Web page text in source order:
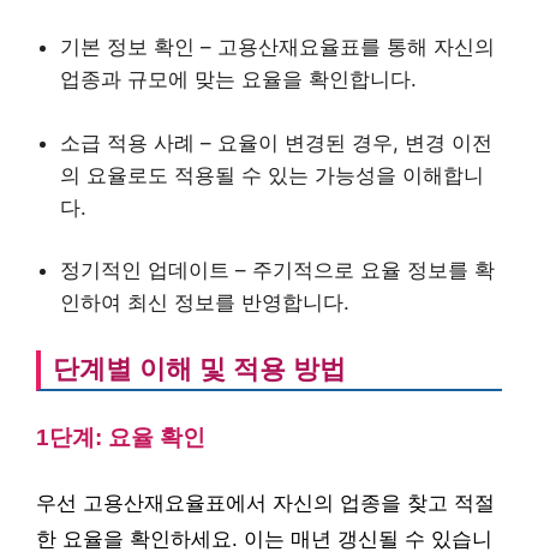
기본 정보 확인 – 고용산재요율표를 통해 자신의
업종과 규모에 맞는 요율을 확인합니다.
소급 적용 사례 – 요율이 변경된 경우, 변경 이전
의 요율로도 적용될 수 있는 가능성을 이해합니
다.
정기적인 업데이트 – 주기적으로 요율 정보를 확
인하여 최신 정보를 반영합니다.
단계별 이해 및 적용 방법
1단계: 요율 확인
우선 고용산재요율표에서 자신의 업종을 찾고 적절
한 요율을 확인하세요. 이는 매년 갱신될 수 있습니